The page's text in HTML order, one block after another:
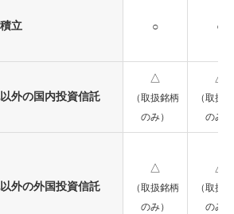
立 ○ ○
以外の国内投資信託
△
（取扱銘柄
のみ）
△
（取扱
のみ）
以外の外国投資信託
△
（取扱銘柄
のみ）
△
（取扱
のみ）